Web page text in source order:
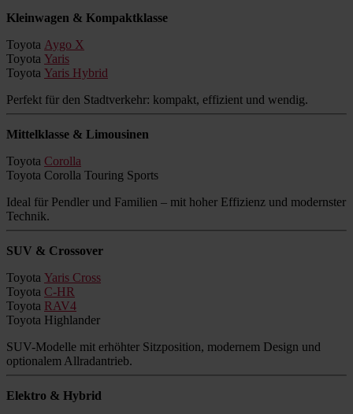
Kleinwagen & Kompaktklasse
Toyota Aygo X
Toyota Yaris
Toyota Yaris Hybrid
Perfekt für den Stadtverkehr: kompakt, effizient und wendig.
Mittelklasse & Limousinen
Toyota Corolla
Toyota Corolla Touring Sports
Ideal für Pendler und Familien – mit hoher Effizienz und modernster
Technik.
SUV & Crossover
Toyota Yaris Cross
Toyota C-HR
Toyota RAV4
Toyota Highlander
SUV-Modelle mit erhöhter Sitzposition, modernem Design und
optionalem Allradantrieb.
Elektro & Hybrid